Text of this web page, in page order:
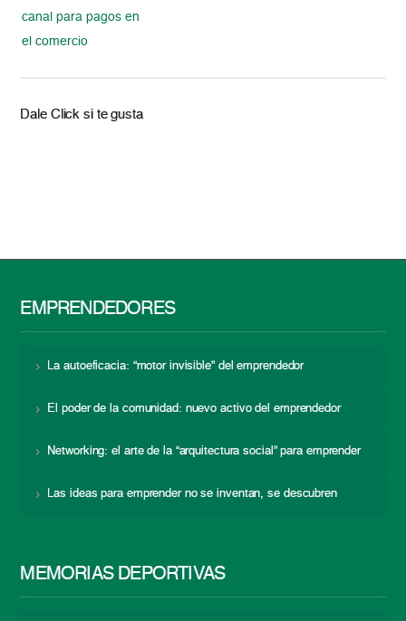
canal para pagos en
el comercio
Dale Click si te gusta
EMPRENDEDORES
La autoeficacia: “motor invisible” del emprendedor
El poder de la comunidad: nuevo activo del emprendedor
Networking: el arte de la “arquitectura social” para emprender
Las ideas para emprender no se inventan, se descubren
MEMORIAS DEPORTIVAS